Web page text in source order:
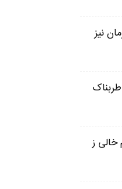
نیز
طربناک
خالی ز